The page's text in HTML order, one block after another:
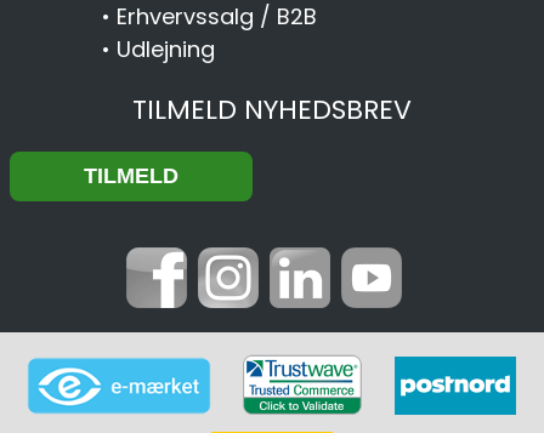
• Erhvervssalg / B2B
• Udlejning
TILMELD NYHEDSBREV